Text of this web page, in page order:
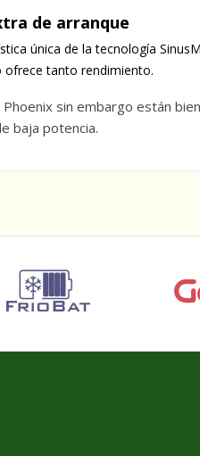
de arranque
única de la tecnología
ofrece tanto rendimiento.
sin embargo están
baja potencia.